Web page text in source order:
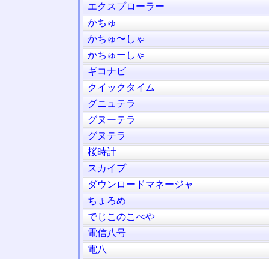
エクスプローラー
かちゅ
かちゅ〜しゃ
かちゅーしゃ
ギコナビ
クイックタイム
グニュテラ
グヌーテラ
グヌテラ
桜時計
スカイプ
ダウンロードマネージャ
ちょろめ
でじこのこべや
電信八号
電八